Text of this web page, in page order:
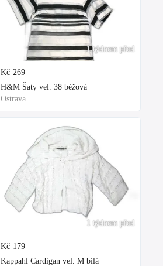
1 týdnem před
Kč 269
H&M Šaty vel. 38 béžová
Ostrava
1 týdnem před
Kč 179
Kappahl Cardigan vel. M bílá